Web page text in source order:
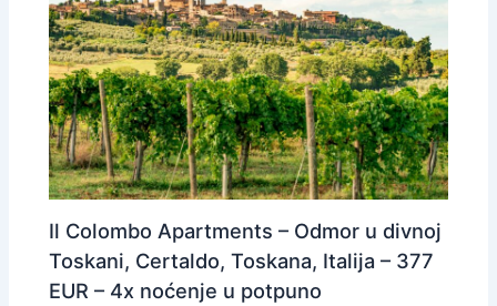
Il Colombo Apartments – Odmor u divnoj
Toskani, Certaldo, Toskana, Italija – 377
EUR – 4x noćenje u potpuno